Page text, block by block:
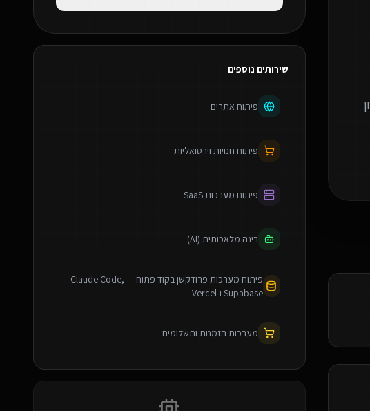
שירותים נוספים
פיתוח אתרים
פיתוח חנויות וירטואליות
פיתוח מערכות SaaS
בינה מלאכותית (AI)
פיתוח מערכות פרודקשן בקוד פתוח — Claude Code,
Supabase ו-Vercel
מערכות הזמנות ותשלומים